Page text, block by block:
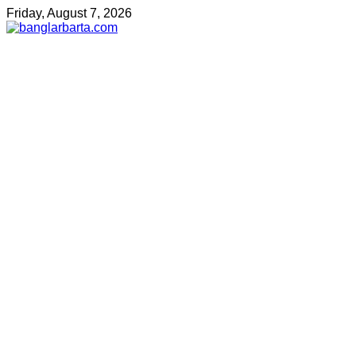
Friday, August 7, 2026